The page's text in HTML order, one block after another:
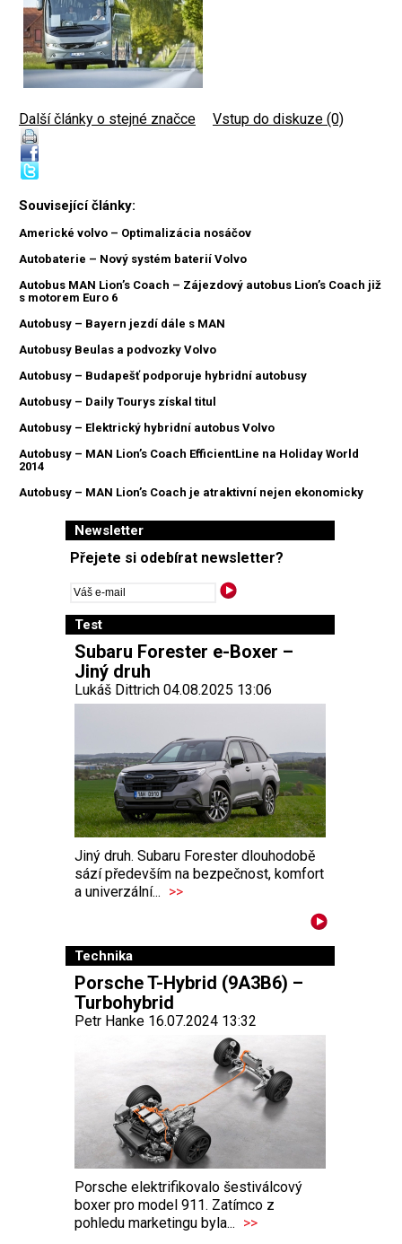
Další články o stejné značce Vstup do diskuze (0)
Související články:
Americké volvo – Optimalizácia nosáčov
Autobaterie – Nový systém baterií Volvo
Autobus MAN Lion’s Coach – Zájezdový autobus Lion’s Coach již
s motorem Euro 6
Autobusy – Bayern jezdí dále s MAN
Autobusy Beulas a podvozky Volvo
Autobusy – Budapešť podporuje hybridní autobusy
Autobusy – Daily Tourys získal titul
Autobusy – Elektrický hybridní autobus Volvo
Autobusy – MAN Lion’s Coach EfficientLine na Holiday World
2014
Autobusy – MAN Lion’s Coach je atraktivní nejen ekonomicky
Newsletter
Přejete si odebírat newsletter?
Test
Subaru Forester e-Boxer –
Jiný druh
Lukáš Dittrich 04.08.2025 13:06
Jiný druh. Subaru Forester dlouhodobě
sází především na bezpečnost, komfort
a univerzální... >>
Technika
Porsche T-Hybrid (9A3B6) –
Turbohybrid
Petr Hanke 16.07.2024 13:32
Porsche elektrifikovalo šestiválcový
boxer pro model 911. Zatímco z
pohledu marketingu byla... >>